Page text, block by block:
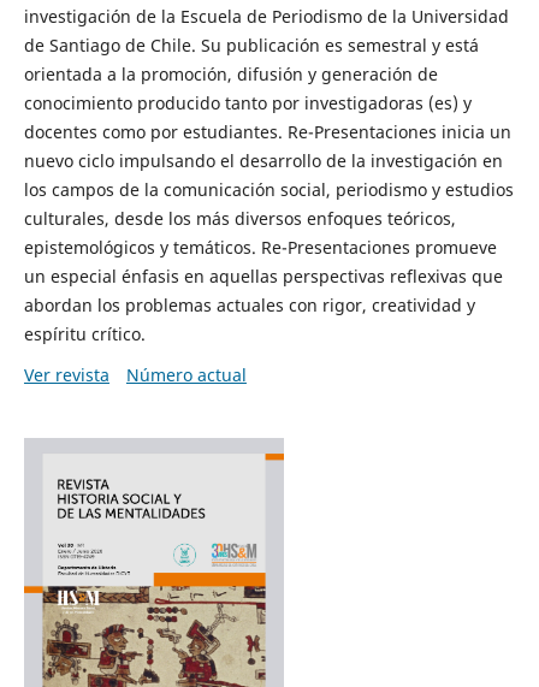
investigación de la Escuela de Periodismo de la Universidad
de Santiago de Chile. Su publicación es semestral y está
orientada a la promoción, difusión y generación de
conocimiento producido tanto por investigadoras (es) y
docentes como por estudiantes. Re-Presentaciones inicia un
nuevo ciclo impulsando el desarrollo de la investigación en
los campos de la comunicación social, periodismo y estudios
culturales, desde los más diversos enfoques teóricos,
epistemológicos y temáticos. Re-Presentaciones promueve
un especial énfasis en aquellas perspectivas reflexivas que
abordan los problemas actuales con rigor, creatividad y
espíritu crítico.
Ver revista
Número actual